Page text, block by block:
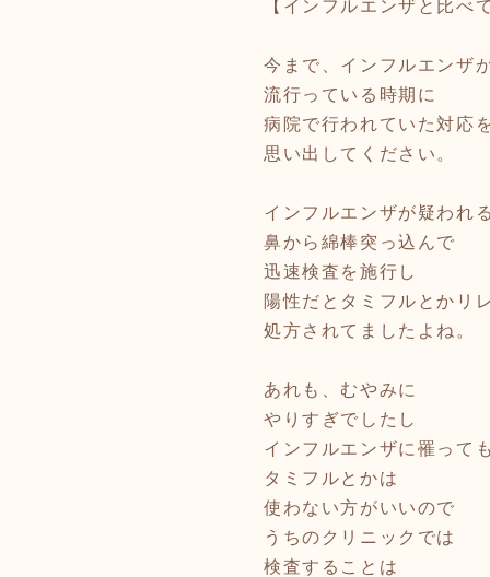
【インフルエンザと比べ
今まで、インフルエンザ
流行っている時期に
病院で行われていた対応を
思い出してください。
インフルエンザが疑われ
鼻から綿棒突っ込んで
迅速検査を施行し
陽性だとタミフルとかリ
処方されてましたよね。
あれも、むやみに
やりすぎでしたし
インフルエンザに罹っても
タミフルとかは
使わない方がいいので
うちのクリニックでは
検査することは